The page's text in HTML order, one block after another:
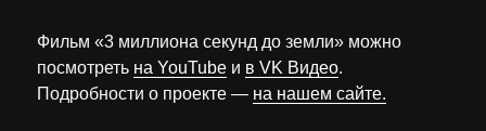
Фильм «3 миллиона секунд до земли» можно
посмотреть на YouTube и в VK Видео.
Подробности о проекте — на нашем сайте.